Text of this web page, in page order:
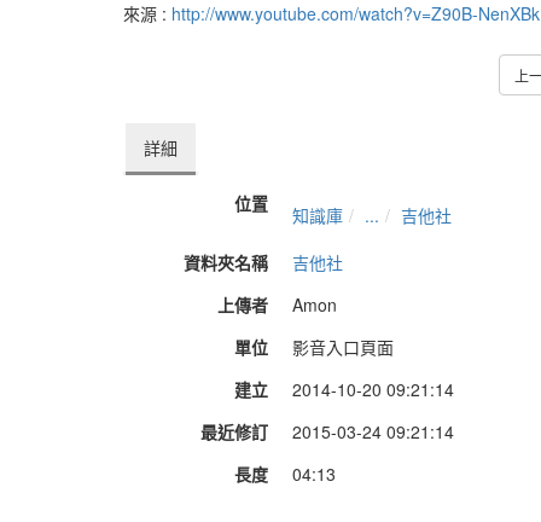
來源 : http://www.youtube.com/watch?v=Z90B-NenXBk
上
詳細
位置 知識庫 ...
吉他社
資料夾名稱
吉他社
上傳者
Amon
單位
影音入口頁面
建立
2014-10-20 09:21:14
最近修訂
2015-03-24 09:21:14
長度
04:13